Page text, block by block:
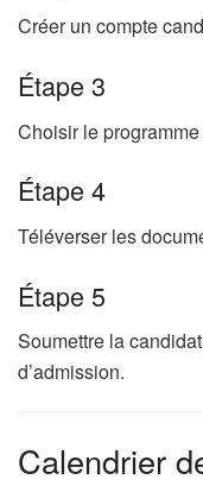
Créer un compte
Étape 3
Choisir le
Étape 4
Téléverser les
Étape 5
Soumettre la
d’admission.
Calendrier